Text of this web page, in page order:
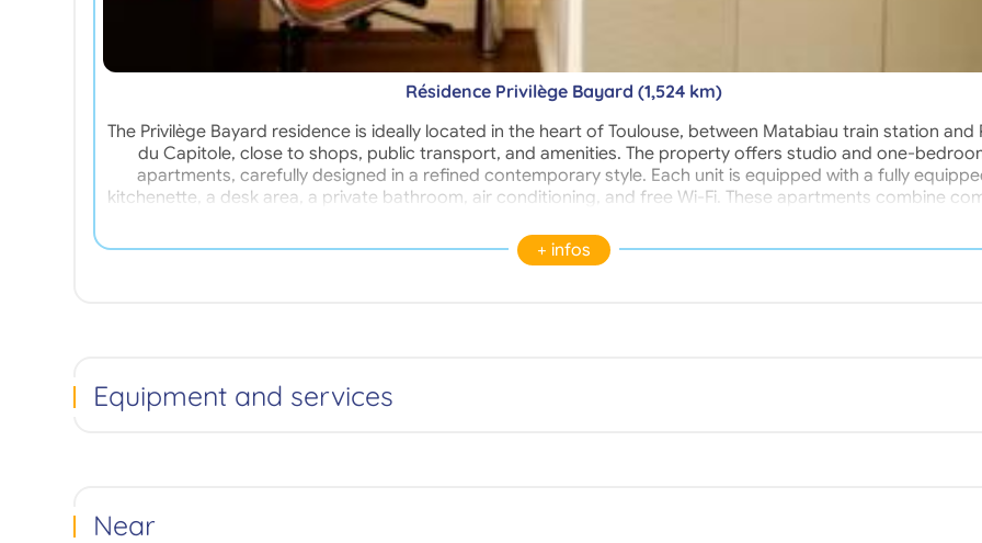
Résidence Privilège Bayard (1,524 km)
The Privilège Bayard residence is ideally located in the heart of Toulouse, between Matabiau train station and
du Capitole, close to shops, public transport, and amenities. The property offers studio and one-
apartments, carefully designed in a refined contemporary style. Each unit is equipped with a fully
kitchenette, a desk area, a private bathroom, air conditioning, and free Wi-Fi. These apartments combine
access to Toulouse's universities, libraries, and public transportation. Amenities include a swimming pool,
gym, and self-service laundry. In short, the Privilège Bayard residence offers an attractive housing solution
+ infos
Equipment and services
Near